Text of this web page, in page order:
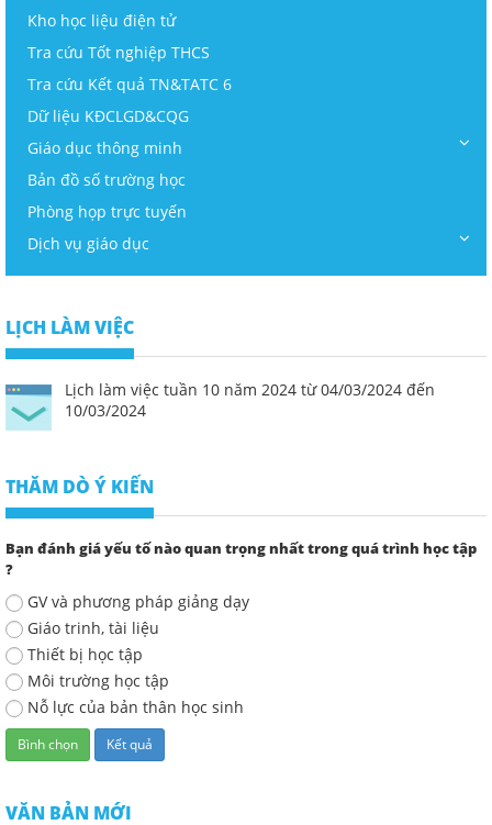
Kho học liệu điện tử
Tra cứu Tốt nghiệp THCS
Tra cứu Kết quả TN&TATC 6
Dữ liệu KĐCLGD&CQG
Giáo dục thông minh
Bản đồ số trường học
Phòng họp trực tuyến
Dịch vụ giáo dục
LỊCH LÀM VIỆC
Lịch làm việc tuần 10 năm 2024 từ 04/03/2024 đến
10/03/2024
THĂM DÒ Ý KIẾN
Bạn đánh giá yếu tố nào quan trọng nhất trong quá trình học tập
?
GV và phương pháp giảng dạy
Giáo trinh, tài liệu
Thiết bị học tập
Môi trường học tập
Nỗ lực của bản thân học sinh
VĂN BẢN MỚI